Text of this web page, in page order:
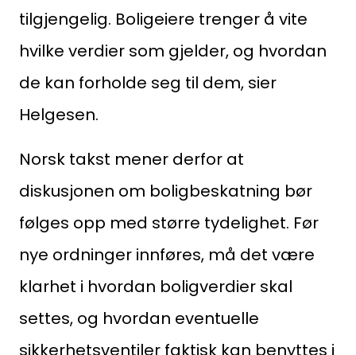
Medlemskap
Kurs og konferanser
Kompetanse
Forbruker
Aktuelt
Om Norsk takst
Bli medlem
Logg inn
tilgjengelig. Boligeiere trenger å vite
hvilke verdier som gjelder, og hvordan
de kan forholde seg til dem, sier
Helgesen.
Norsk takst mener derfor at
diskusjonen om boligbeskatning bør
følges opp med større tydelighet. Før
nye ordninger innføres, må det være
klarhet i hvordan boligverdier skal
settes, og hvordan eventuelle
sikkerhetsventiler faktisk kan benyttes i